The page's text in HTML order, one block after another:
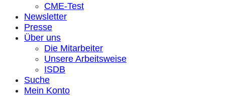
CME-Test
Newsletter
Presse
Über uns
Die Mitarbeiter
Unsere Arbeitsweise
ISDB
Suche
Mein Konto